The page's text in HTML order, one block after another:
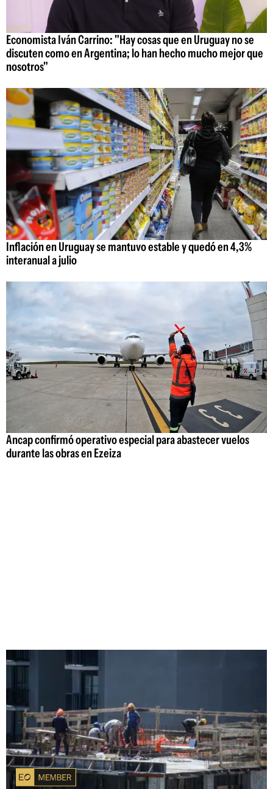
Economista Iván Carrino: "Hay cosas que en Uruguay no se
discuten como en Argentina; lo han hecho mucho mejor que
nosotros"
Inflación en Uruguay se mantuvo estable y quedó en 4,3%
interanual a julio
Ancap confirmó operativo especial para abastecer vuelos
durante las obras en Ezeiza